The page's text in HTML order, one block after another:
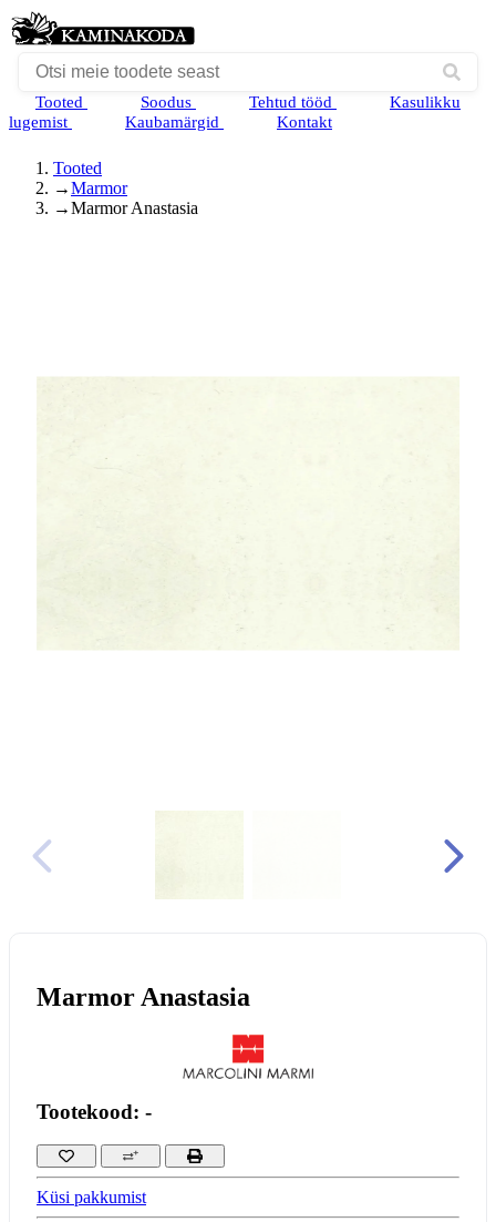
Tooted Soodus Tehtud tööd
Kasulikku
lugemist
Kaubamärgid Kontakt
Tooted
→Marmor
→Marmor Anastasia
Marmor Anastasia
Tootekood: -
Küsi pakkumist